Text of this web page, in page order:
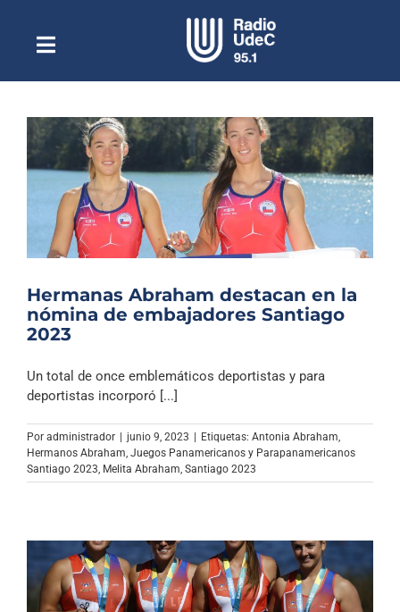
contenidoToggle
NavigationEscuchar Radio UdeC en vivo
Quiénes Somos
Programación
Podcast
Noticias
Columnas
Especiales
Hermanas Abraham destacan en la
nómina de embajadores Santiago
2023
Un total de once emblemáticos deportistas y para
deportistas incorporó [...]
Por administrador | junio 9, 2023 | Etiquetas: Antonia Abraham
Hermanos Abraham Juegos Panamericanos y Parapanamericanos
Santiago 2023 Melita Abraham Santiago 2023